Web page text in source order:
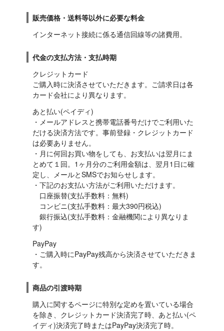
販売価格・送料等以外に必要な料金
インターネット接続に係る通信回線等の諸費用。
代金の支払方法・支払時期
クレジットカード
ご購入時に決済させていただきます。ご請求日は各
カード会社により異なります。
あと払い(ペイディ)
・メールアドレスと携帯電話番号だけでご利用いた
だける決済方法です。事前登録・クレジットカード
は必要ありません。
・月に何回お買い物をしても、お支払いは翌月にま
とめて１回。1ヶ月分のご利用金額は、翌月1日に確
定し、メールとSMSでお知らせします。
・下記のお支払い方法がご利用いただけます。
口座振替(支払手数料：無料)
コンビニ(支払手数料：最大390円税込)
銀行振込(支払手数料：金融機関により異なりま
す)
PayPay
・ご購入時にPayPay残高から決済させていただきま
す。
商品の引渡時期
購入に関するページに特別な定めを置いている場合
を除き、クレジットカード決済完了時、あと払い(ペ
イディ)決済完了時またはPayPay決済完了時。